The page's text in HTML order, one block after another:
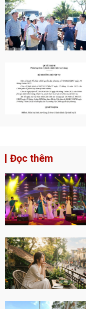
Đọc thêm